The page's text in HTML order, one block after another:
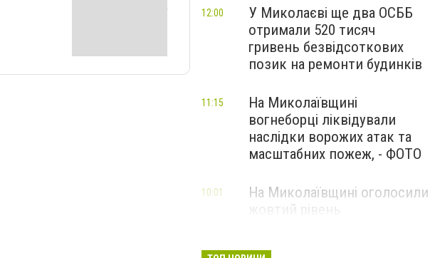
У Миколаєві ще два ОСББ
отримали 520 тисяч
гривень безвідсоткових
позик на ремонти будинків
12:00
На Миколаївщині
вогнеборці ліквідували
наслідки ворожих атак та
масштабних пожеж, - ФОТО
11:15
На Миколаївщині оголосили
жовтий рівень
10:01